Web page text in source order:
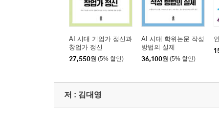
AI 시대 기업가 정신과
창업가 정신
27,550원 (5% 할인)
AI 시대 학위논문 작성
방법의 실제
36,100원 (5% 할인)
저 : 김대영